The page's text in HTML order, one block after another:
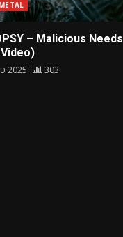
– Malicious Needs
2025 303